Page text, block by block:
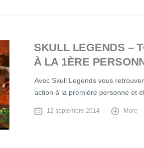
SKULL LEGENDS –
À LA 1ÈRE
Avec Skull Legends vous
action à la première personne et
12 septembre 2014 More